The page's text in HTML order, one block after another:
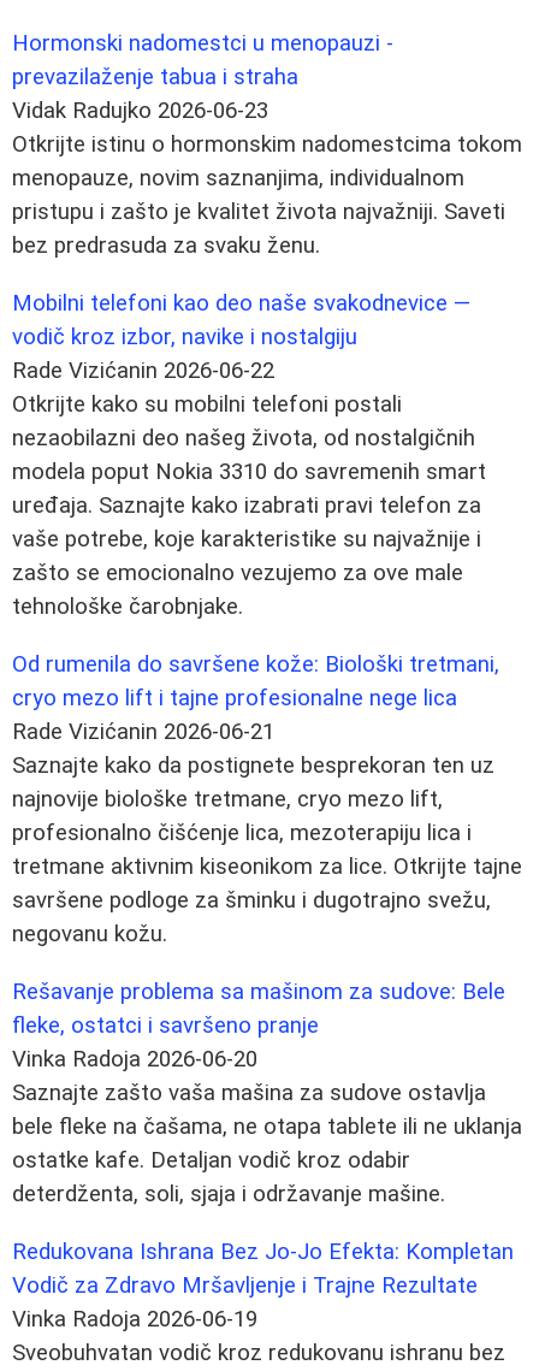
Hormonski nadomestci u menopauzi -
prevazilaženje tabua i straha
Vidak Radujko 2026-06-23
Otkrijte istinu o hormonskim nadomestcima tokom
menopauze, novim saznanjima, individualnom
pristupu i zašto je kvalitet života najvažniji. Saveti
bez predrasuda za svaku ženu.
Mobilni telefoni kao deo naše svakodnevice —
vodič kroz izbor, navike i nostalgiju
Rade Vizićanin 2026-06-22
Otkrijte kako su mobilni telefoni postali
nezaobilazni deo našeg života, od nostalgičnih
modela poput Nokia 3310 do savremenih smart
uređaja. Saznajte kako izabrati pravi telefon za
vaše potrebe, koje karakteristike su najvažnije i
zašto se emocionalno vezujemo za ove male
tehnološke čarobnjake.
Od rumenila do savršene kože: Biološki tretmani,
cryo mezo lift i tajne profesionalne nege lica
Rade Vizićanin 2026-06-21
Saznajte kako da postignete besprekoran ten uz
najnovije biološke tretmane, cryo mezo lift,
profesionalno čišćenje lica, mezoterapiju lica i
tretmane aktivnim kiseonikom za lice. Otkrijte tajne
savršene podloge za šminku i dugotrajno svežu,
negovanu kožu.
Rešavanje problema sa mašinom za sudove: Bele
fleke, ostatci i savršeno pranje
Vinka Radoja 2026-06-20
Saznajte zašto vaša mašina za sudove ostavlja
bele fleke na čašama, ne otapa tablete ili ne uklanja
ostatke kafe. Detaljan vodič kroz odabir
deterdženta, soli, sjaja i održavanje mašine.
Redukovana Ishrana Bez Jo-Jo Efekta: Kompletan
Vodič za Zdravo Mršavljenje i Trajne Rezultate
Vinka Radoja 2026-06-19
Sveobuhvatan vodič kroz redukovanu ishranu bez